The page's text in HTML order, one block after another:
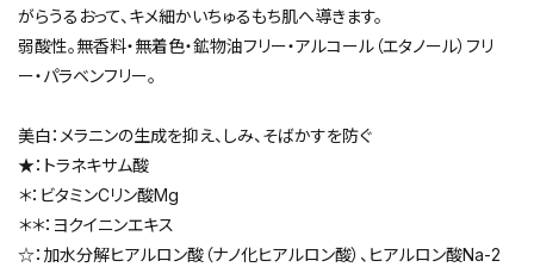
がらうるおって、キメ細かいちゅるもち肌へ導きます。
弱酸性。無香料・無着色・鉱物油フリー・アルコール（エタノール）フリ
ー・パラベンフリー。
美白：メラニンの生成を抑え、しみ、そばかすを防ぐ
★：トラネキサム酸
＊：ビタミンCリン酸Mg
＊＊：ヨクイニンエキス
☆：加水分解ヒアルロン酸（ナノ化ヒアルロン酸）、ヒアルロン酸Na-2